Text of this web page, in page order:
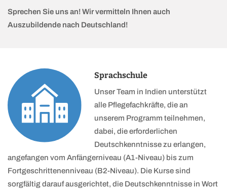
Sprechen Sie uns an! Wir vermitteln Ihnen auch
Auszubildende nach Deutschland!
Sprachschule
Unser Team in Indien unterstützt
alle Pflegefachkräfte, die an
unserem Programm teilnehmen,
dabei, die erforderlichen
Deutschkenntnisse zu erlangen,
angefangen vom Anfängerniveau (A1-Niveau) bis zum
Fortgeschrittenenniveau (B2-Niveau). Die Kurse sind
sorgfältig darauf ausgerichtet, die Deutschkenntnisse in Wort